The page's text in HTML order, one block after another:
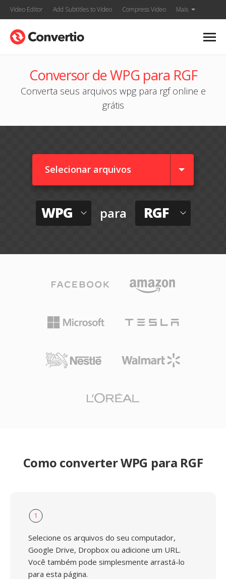
Video Editor Add Subtitles to Video Compress Video Mais
Conversor de WPG para RGF
Converta seus arquivos wpg para rgf online e
grátis
Selecionar arquivos
WPG para RGF
Como converter WPG para RGF
1
Selecione os arquivos do seu computador,
Google Drive, Dropbox ou adicione um URL.
Você também pode simplesmente arrastá-lo
para esta página.